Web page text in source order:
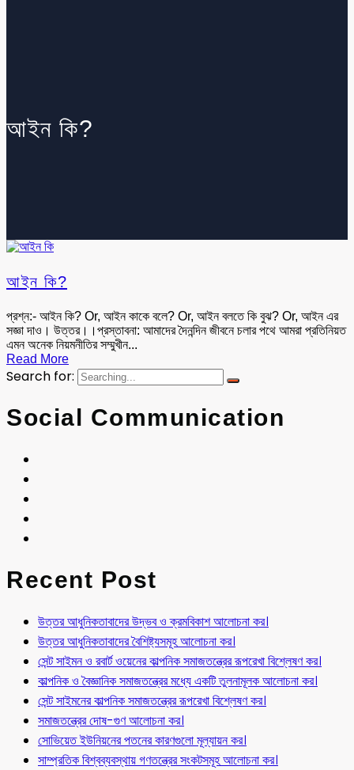
আইন কি?
আইন কি?
প্রশ্ন:- আইন কি? Or, আইন কাকে বলে? Or, আইন বলতে কি বুঝ? Or, আইন এর
সজ্ঞা দাও। উত্তর।।প্রস্তাবনা: আমাদের দৈনন্দিন জীবনে চলার পথে আমরা প্রতিনিয়ত
এমন অনেক নিয়মনীতির সম্মুখীন...
Read More
Search for:
Social Communication
Recent Post
উত্তর আধুনিকতাবাদের উদ্ভব ও ক্রমবিকাশ আলোচনা কর।
উত্তর আধুনিকতাবাদের বৈশিষ্ট্যসমূহ আলোচনা কর।
সেন্ট সাইমন ও রবার্ট ওয়েনের কাল্পনিক সমাজতন্ত্রের রূপরেখা বিশ্লেষণ কর।
কাল্পনিক ও বৈজ্ঞানিক সমাজতন্ত্রের মধ্যে একটি তুলনামূলক আলোচনা কর।
সেন্ট সাইমনের কাল্পনিক সমাজতন্ত্রের রূপরেখা বিশ্লেষণ কর।
সমাজতন্ত্রের দোষ-গুণ আলোচনা কর।
সোভিয়েত ইউনিয়নের পতনের কারণগুলো মূল্যায়ন কর।
সাম্প্রতিক বিশ্বব্যবস্থায় গণতন্ত্রের সংকটসমূহ আলোচনা কর।